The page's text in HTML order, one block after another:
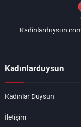
Kadınlarduysun
Kadınlar Duysun
İletişim